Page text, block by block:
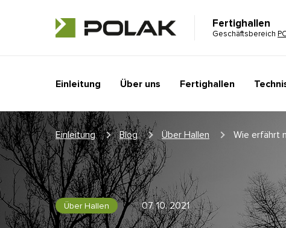
Fertighallen
Geschäftsbereich
Einleitung Über uns Fertighallen
Einleitung Blog Über Hallen Wie erfährt
Über Hallen 07. 10. 2021